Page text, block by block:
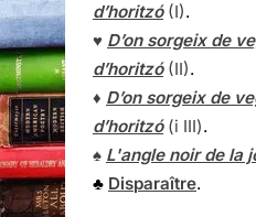
d’horitzó(I).
♥ D’on sorgeix de
d’horitzó(II).
♦ D’on sorgeix de
d’horitzó(i III).
♠ L'angle noir de la
♣ Disparaître.